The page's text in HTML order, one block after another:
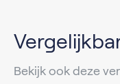
Bekijk ook deze